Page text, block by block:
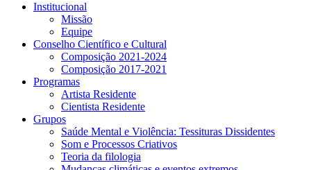
Institucional
Missão
Equipe
Conselho Científico e Cultural
Composição 2021-2024
Composição 2017-2021
Programas
Artista Residente
Cientista Residente
Grupos
Saúde Mental e Violência: Tessituras Dissidentes
Som e Processos Criativos
Teoria da filologia